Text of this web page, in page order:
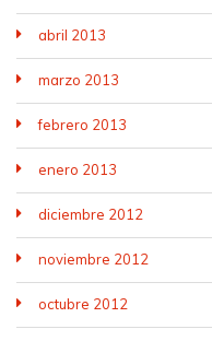
abril 2013
marzo 2013
febrero 2013
enero 2013
diciembre 2012
noviembre 2012
octubre 2012